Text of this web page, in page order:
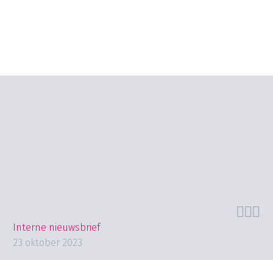

Interne nieuwsbrief
23 oktober 2023